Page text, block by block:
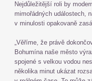
Nejdůležitější roli by
mimořádných událostech,
v minulosti opakovaně
„Věříme, že právě
Bohumína naše město
spojené s velkou vodou
několika minut ukázat